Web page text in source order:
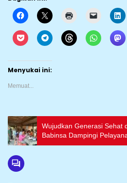
Menyukai ini:
Memuat...
Wujudkan Generasi Sehat
Babinsa Dampingi
Wilayah Binaan